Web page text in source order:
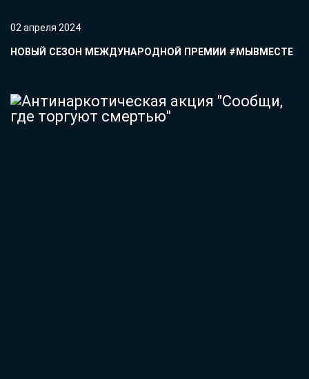
02 апреля 2024
НОВЫЙ СЕЗОН МЕЖДУНАРОДНОЙ ПРЕМИИ #МЫВМЕСТЕ